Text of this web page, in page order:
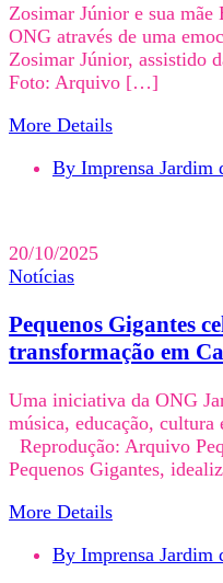
Zosimar Júnior e sua mãe
ONG através de uma
Zosimar Júnior, assistido
Foto: Arquivo […]
More Details
By Imprensa Jardim
20/10/2025
Notícias
Pequenos Gigantes
transformação em
Uma iniciativa da ONG
música, educação, cultura
Reprodução: Arquivo
Pequenos Gigantes,
More Details
By Imprensa Jardim